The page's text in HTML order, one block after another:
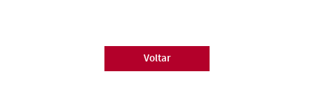
Voltar